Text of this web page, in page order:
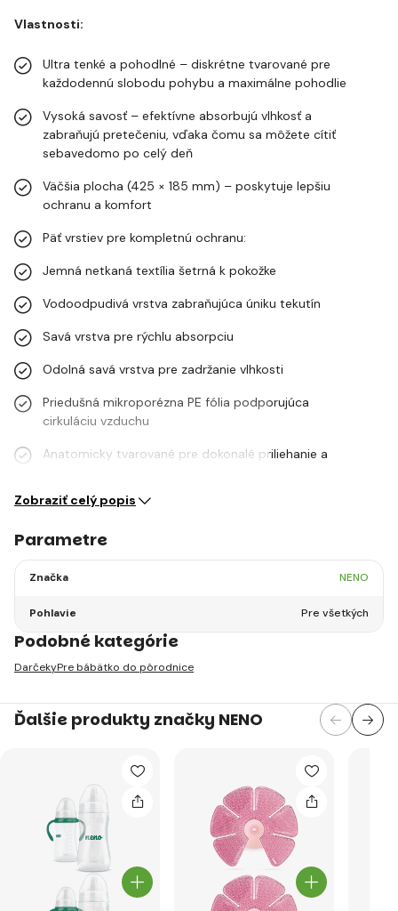
Vlastnosti:
Ultra tenké a pohodlné – diskrétne tvarované pre
každodennú slobodu pohybu a maximálne pohodlie
Vysoká savosť – efektívne absorbujú vlhkosť a
zabraňujú pretečeniu, vďaka čomu sa môžete cítiť
sebavedomo po celý deň
Väčšia plocha (425 × 185 mm) – poskytuje lepšiu
ochranu a komfort
Päť vrstiev pre kompletnú ochranu:
Jemná netkaná textília šetrná k pokožke
Vodoodpudivá vrstva zabraňujúca úniku tekutín
Savá vrstva pre rýchlu absorpciu
Odolná savá vrstva pre zadržanie vlhkosti
Priedušná mikroporézna PE fólia podporujúca
cirkuláciu vzduchu
Anatomicky tvarované pre dokonalé priliehanie a
Zobraziť celý popis
Parametre
Značka NENO
Pohlavie Pre všetkých
Podobné kategórie
DarčekyPre bábätko do pôrodnice
Ďalšie produkty značky NENO